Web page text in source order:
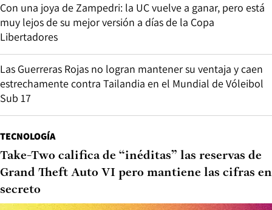
Con una joya de Zampedri: la UC vuelve a ganar, pero está
muy lejos de su mejor versión a días de la Copa
Libertadores
Las Guerreras Rojas no logran mantener su ventaja y caen
estrechamente contra Tailandia en el Mundial de Vóleibol
Sub 17
TECNOLOGÍA
Take-Two califica de “inéditas” las reservas de
Grand Theft Auto VI pero mantiene las cifras en
secreto